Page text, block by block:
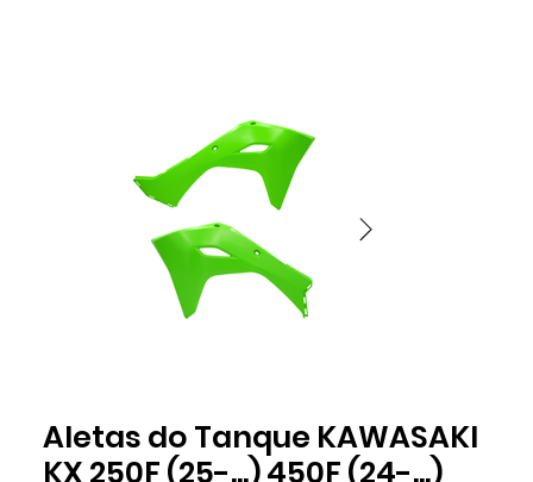
ALE0098 ALE0098
Aletas do Tanque KAWASAKI
KX 250F (25-...) 450F (24-...)